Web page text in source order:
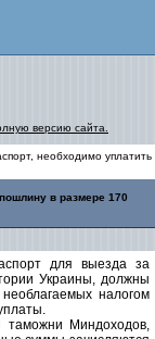
версию сайта.
необходимо уплатить
в размере 170
для выезда за
Украины, должны
налогом
таможни Миндоходов,